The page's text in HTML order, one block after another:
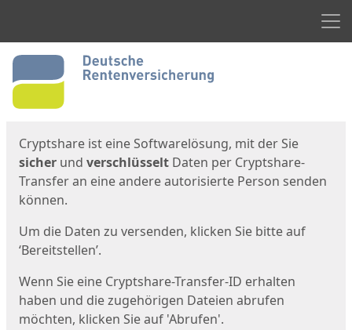
Start
Cryptshare ist eine Softwarelösung, mit der Sie
sicher und verschlüsselt Daten per Cryptshare-
Transfer an eine andere autorisierte Person senden
können.
Um die Daten zu versenden, klicken Sie bitte auf
‘Bereitstellen’.
Wenn Sie eine Cryptshare-Transfer-ID erhalten
haben und die zugehörigen Dateien abrufen
möchten, klicken Sie auf 'Abrufen'.